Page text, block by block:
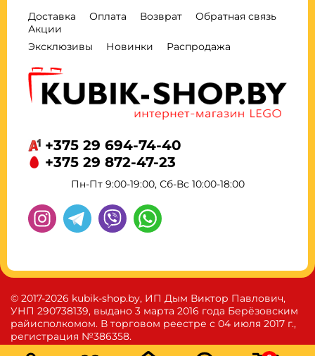
Доставка Оплата Возврат
Обратная связь
Акции
Эксклюзивы
Новинки Распродажа
+375 29 694-74-40
+375 29 872-47-23
Пн-Пт 9:00-19:00, Сб-Вс 10:00-18:00
© 2017-2026 kubik-shop.by, ИП Дым Виктор Павлович,
УНП 290738139, выдано 3 марта 2016 года Берёзовским
райисполкомом. В торговом реестре с 04 июля 2017 г.,
регистрация №386358.